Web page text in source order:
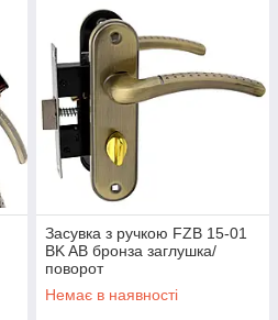
Засувка з ручкою FZB 15-01
BK AB бронза заглушка/
поворот
Немає в наявності